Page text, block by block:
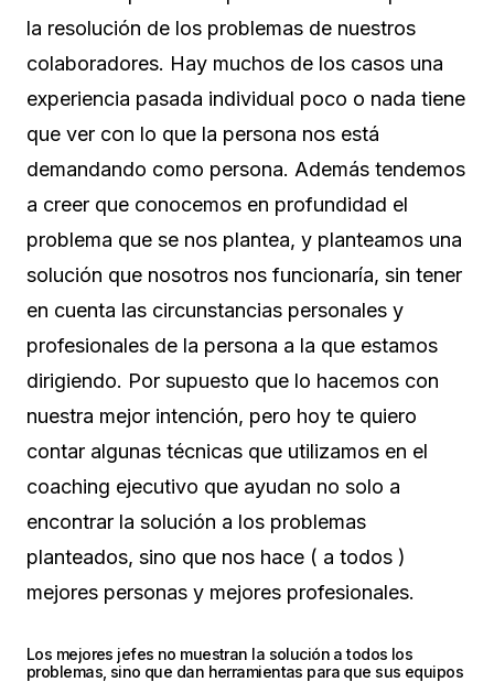
la resolución de los problemas de nuestros
colaboradores. Hay muchos de los casos una
experiencia pasada individual poco o nada tiene
que ver con lo que la persona nos está
demandando como persona. Además tendemos
a creer que conocemos en profundidad el
problema que se nos plantea, y planteamos una
solución que nosotros nos funcionaría, sin tener
en cuenta las circunstancias personales y
profesionales de la persona a la que estamos
dirigiendo. Por supuesto que lo hacemos con
nuestra mejor intención, pero hoy te quiero
contar algunas técnicas que utilizamos en el
coaching ejecutivo que ayudan no solo a
encontrar la solución a los problemas
planteados, sino que nos hace ( a todos )
mejores personas y mejores profesionales.
Los mejores jefes no muestran la solución a todos los
problemas, sino que dan herramientas para que sus equipos